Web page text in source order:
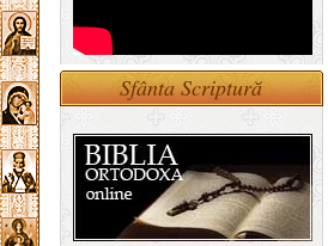
Sfânta Scriptură